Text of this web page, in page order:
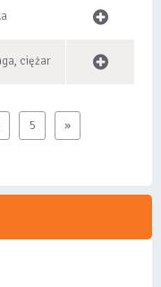
ciężar
5 »